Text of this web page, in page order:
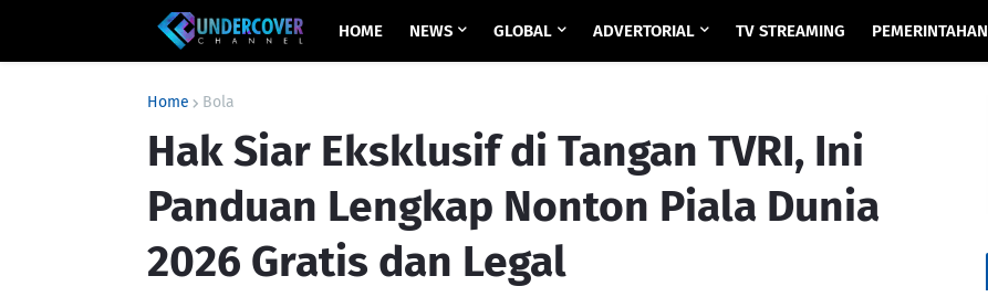
HOME NEWS GLOBAL ADVERTORIAL TV STREAMING PEMERINTAHAN
Home Bola
Hak Siar Eksklusif di Tangan TVRI, Ini
Panduan Lengkap Nonton Piala Dunia
2026 Gratis dan Legal